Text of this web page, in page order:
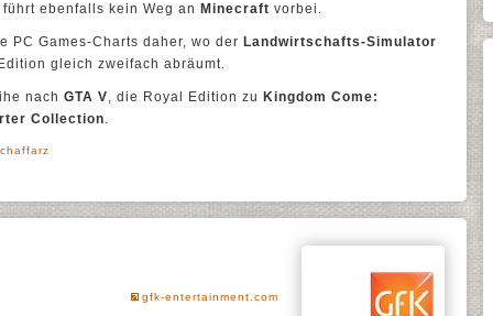
ebenfalls kein Weg an Minecraft vorbei.
PC Games-Charts daher, wo der Landwirtschafts-Simulator
gleich zweifach abräumt.
nach GTA V, die Royal Edition zu Kingdom Come:
Collection.
gfk-entertainment.com